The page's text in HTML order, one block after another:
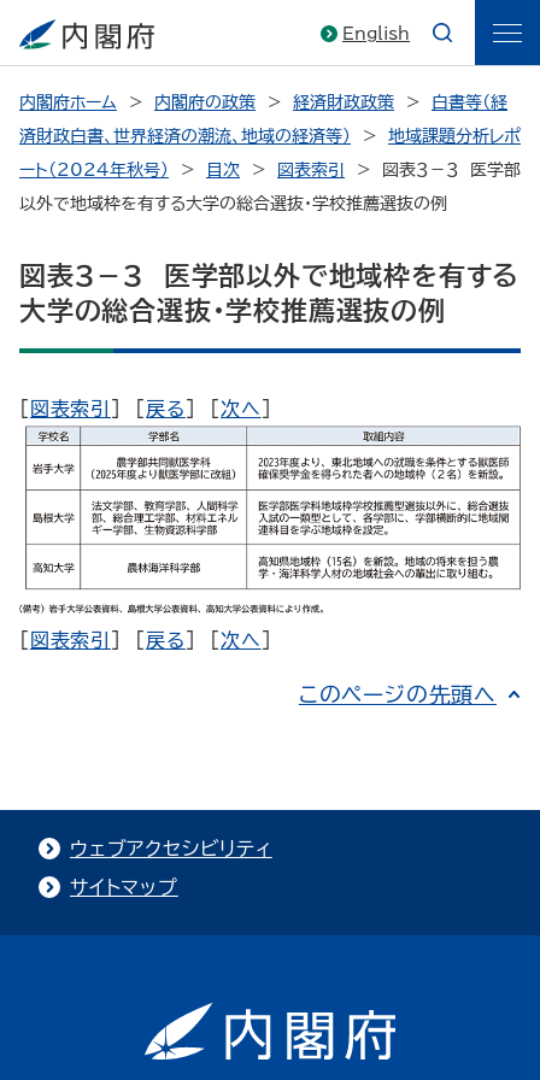
English
内閣府ホーム 内閣府の政策 経済財政政策
白書等（経
済財政白書、世界経済の潮流、地域の経済等）
地域課題分析レポ
ート（2024年秋号）
目次 図表索引
図表３－３ 医学部
以外で地域枠を有する大学の総合選抜・学校推薦選抜の例
図表３－３ 医学部以外で地域枠を有する
大学の総合選抜・学校推薦選抜の例
図表索引 戻る ] [次へ
図表索引 戻る ] [次へ
このページの先頭へ
ウェブアクセシビリティ
サイトマップ